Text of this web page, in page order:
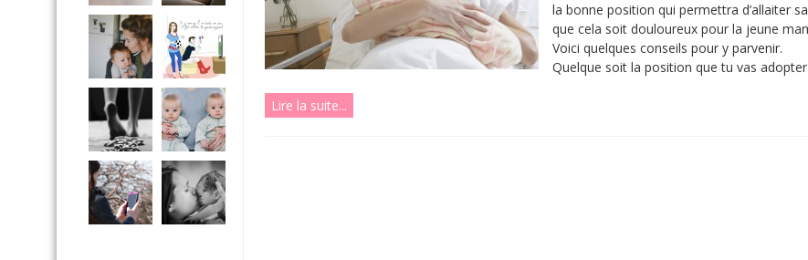
la bonne position qui permettra d’allaiter
que cela soit douloureux pour la jeune
Voici quelques conseils pour y parvenir.
Quelque soit la position que tu vas adopter
Lire la suite...